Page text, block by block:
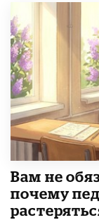
​Вам не
почему